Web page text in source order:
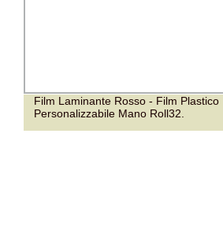
Custodia per celle a sacchetto Aotelec,
custodia per batteria agli ioni di litio,